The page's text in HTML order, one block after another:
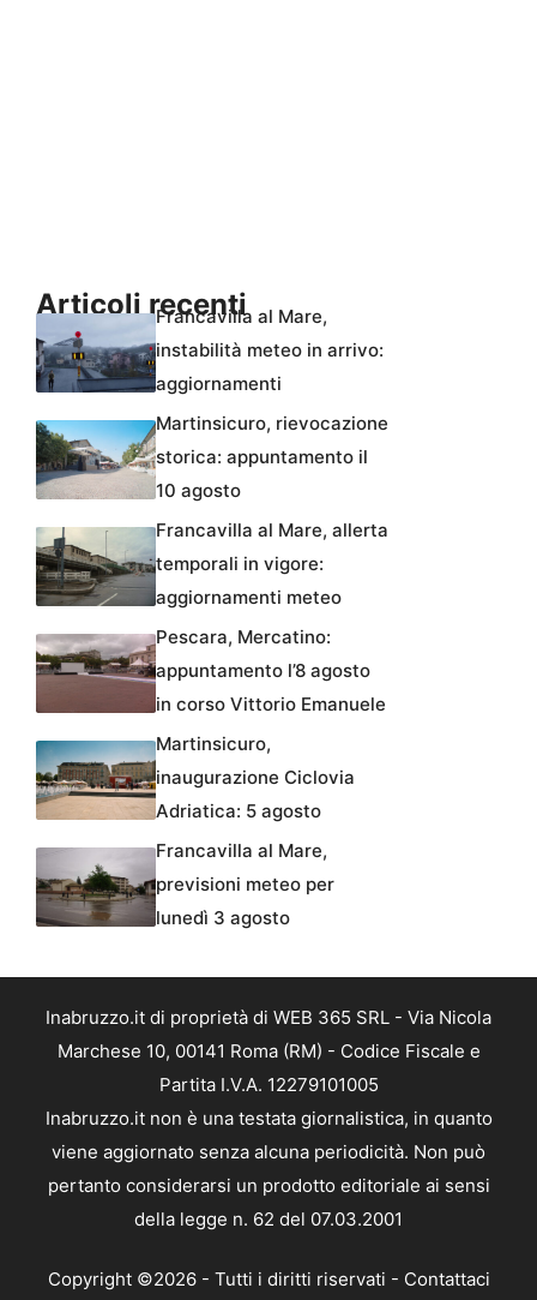
Articoli recenti
Francavilla al Mare,
instabilità meteo in arrivo:
aggiornamenti
Martinsicuro, rievocazione
storica: appuntamento il
10 agosto
Francavilla al Mare, allerta
temporali in vigore:
aggiornamenti meteo
Pescara, Mercatino:
appuntamento l’8 agosto
in corso Vittorio Emanuele
Martinsicuro,
inaugurazione Ciclovia
Adriatica: 5 agosto
Francavilla al Mare,
previsioni meteo per
lunedì 3 agosto
Inabruzzo.it di proprietà di WEB 365 SRL - Via Nicola
Marchese 10, 00141 Roma (RM) - Codice Fiscale e
Partita I.V.A. 12279101005
Inabruzzo.it non è una testata giornalistica, in quanto
viene aggiornato senza alcuna periodicità. Non può
pertanto considerarsi un prodotto editoriale ai sensi
della legge n. 62 del 07.03.2001
Copyright ©2026 - Tutti i diritti riservati - Contattaci